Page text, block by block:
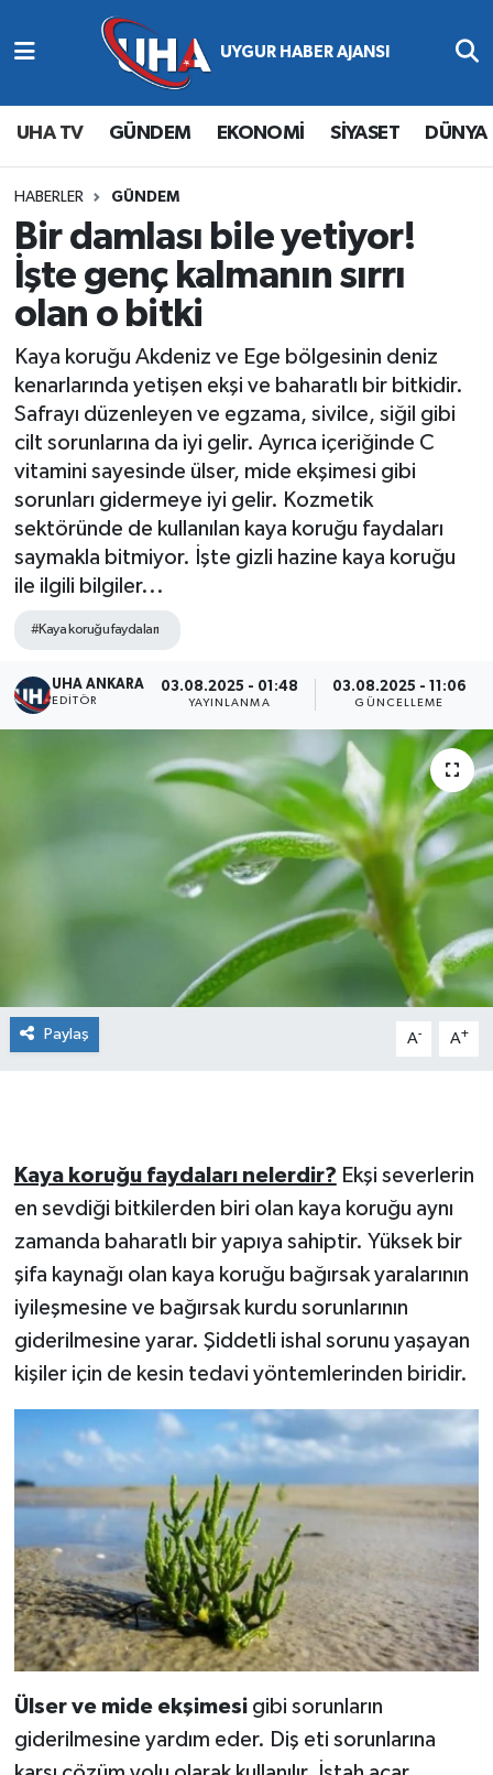
UHA TV GÜNDEM EKONOMİ SİYASET DÜNYA
HABERLER GÜNDEM
Bir damlası bile yetiyor!
İşte genç kalmanın sırrı
olan o bitki
Kaya koruğu Akdeniz ve Ege bölgesinin deniz
kenarlarında yetişen ekşi ve baharatlı bir bitkidir.
Safrayı düzenleyen ve egzama, sivilce, siğil gibi
cilt sorunlarına da iyi gelir. Ayrıca içeriğinde C
vitamini sayesinde ülser, mide ekşimesi gibi
sorunları gidermeye iyi gelir. Kozmetik
sektöründe de kullanılan kaya koruğu faydaları
saymakla bitmiyor. İşte gizli hazine kaya koruğu
ile ilgili bilgiler...
#Kaya koruğu faydaları
UHA ANKARA
EDITÖR
03.08.2025 - 01:48
YAYINLANMA
03.08.2025 - 11:06
GÜNCELLEME
Paylaş A- A+
Kaya koruğu faydaları nelerdir? Ekşi severlerin
en sevdiği bitkilerden biri olan kaya koruğu aynı
zamanda baharatlı bir yapıya sahiptir. Yüksek bir
şifa kaynağı olan kaya koruğu bağırsak yaralarının
iyileşmesine ve bağırsak kurdu sorunlarının
giderilmesine yarar. Şiddetli ishal sorunu yaşayan
kişiler için de kesin tedavi yöntemlerinden biridir.
Ülser ve mide ekşimesi gibi sorunların
giderilmesine yardım eder. Diş eti sorunlarına
Abone Ol
Gündem
Ekonomi
Magazin
Siyaset
Spor
Yaşam
Nöbetçi Eczaneler
Hava Durumu
Namaz Vakitleri
Trafik Durumu
Süper Lig Puan Durumu ve Fikstür
Tüm Manşetler
Son Dakika Haberleri
Haber Arşivi